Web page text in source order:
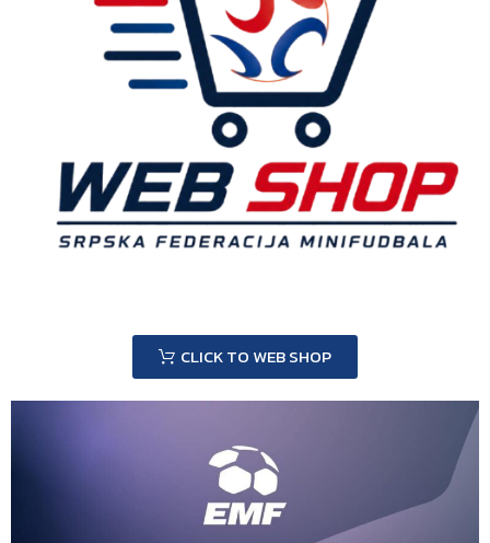
CLICK TO WEB SHOP